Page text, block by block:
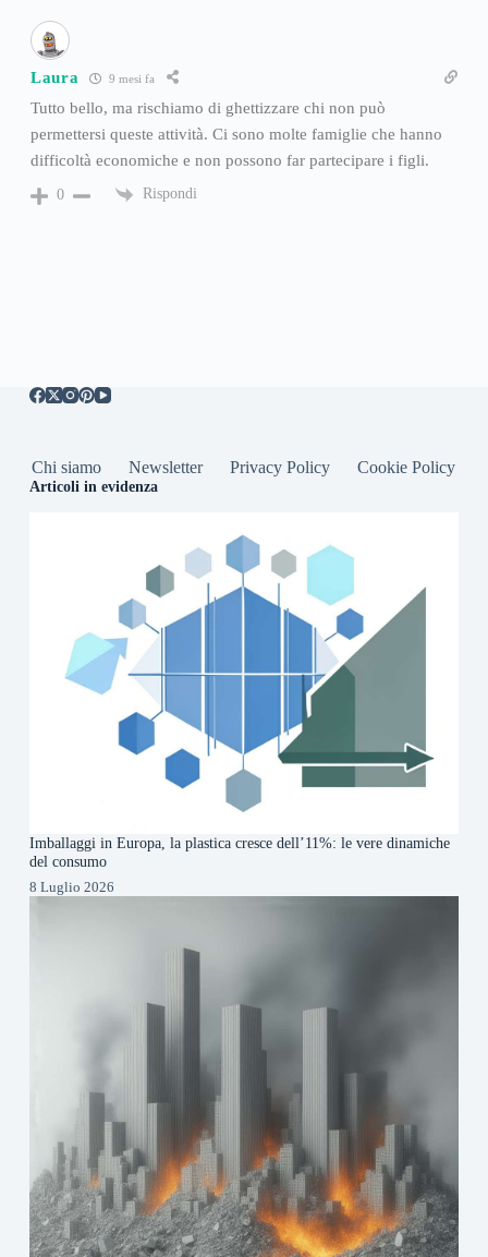
Laura 9 mesi fa
Tutto bello, ma rischiamo di ghettizzare chi non può
permettersi queste attività. Ci sono molte famiglie che hanno
difficoltà economiche e non possono far partecipare i figli.
0 Rispondi
Chi siamo Newsletter Privacy Policy Cookie Policy
Articoli in evidenza
Imballaggi in Europa, la plastica cresce dell’11%: le vere dinamiche
del consumo
8 Luglio 2026